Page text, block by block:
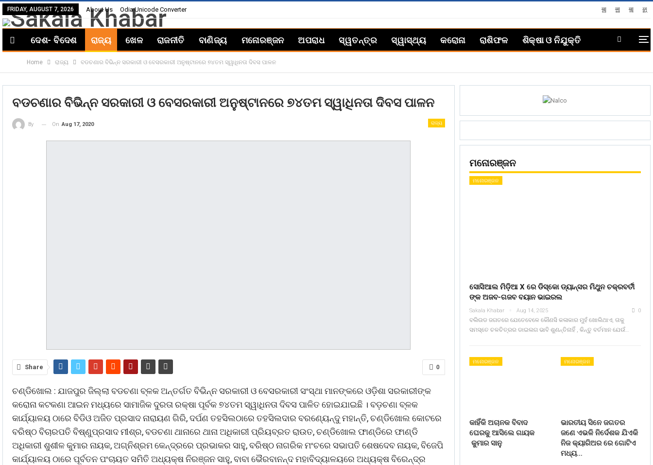
FRIDAY, AUGUST 7, 2026 About Us Odia Unicode Converter
ଦେଶ- ବିଦେଶ ରାଜ୍ୟ ଖେଳ ରାଜନୀତି ବାଣିଜ୍ୟ ମନୋରଞ୍ଜନ ଅପରାଧ ସ୍ୱତନ୍ତ୍ର ସ୍ୱାସ୍ଥ୍ୟ କରୋନା ରାଶିଫଳ ଶିକ୍ଷା ଓ ନିଯୁକ୍ତି
Home ରାଜ୍ୟ ବଡଚଣାର ବିଭିନ୍ନ ସରକାରୀ ଓ ବେସରକାରୀ ଅନୁଷ୍ଟାନରେ ୭୪ତମ ସ୍ୱାଧିନତା ଦିବସ ପାଳନ
ବଡଚଣାର ବିଭିନ୍ନ ସରକାରୀ ଓ ବେସରକାରୀ ଅନୁଷ୍ଟାନରେ ୭୪ତମ ସ୍ୱାଧିନତା ଦିବସ ପାଳନ
ରାଜ୍ୟ
By On Aug 17, 2020
0
Share
ଚଣ୍ଡିଖୋଲ : ଯାଜପୁର ଜିଲ୍ଲା ବଡଚଣା ବ୍ଳକ ଅନ୍ତର୍ଗତ ବିଭିନ୍ନ ସରକାରୀ ଓ ବେସରକାରୀ ସଂସ୍ଥା ମାନଙ୍କରେ ଓଡ଼ିଶା ସରକାରୀଙ୍କ
କରୋନା କଟକଣା ଆଇନ ମଧ୍ୟରେ ସାମାଜିକ ଦୁରତା ରକ୍ଷା ପୂର୍ବକ ୭୪ତମ ସ୍ୱାଧିନତା ଦିବସ ପାଳିତ ହୋଇଯାଇଛି । ବଡ଼ଚଣା ବ୍ଳକ
କାର୍ଯ୍ୟାଳୟ ଠାରେ ବିଡିଓ ଅଜିତ ପ୍ରସାଦ ନାରାୟଣ ଗିରି, ଦର୍ପଣ ତହସିଲଠାରେ ତହସିଲଦାର ବରଣ୍ୟେନ୍ଦୁ ମହାନ୍ତି, ଚଣ୍ଡିଖୋଲ କୋଟରେ
ବରିଷ୍ଠ ବିଚାରପତି ବିଷ୍ଣୁପ୍ରସାଦ ମୀଶ୍ର, ବଡଚଣା ଥାନାରେ ଥାନା ଅଧିକାରୀ ପ୍ରିୟବ୍ରତ ରାଉତ, ଚଣ୍ଡିଖୋଲ ଫାଣ୍ଡିରେ ଫାଣ୍ଡି
ଅଧିକାରୀ ଶୁଶୀଳ କୁମାର ନାୟକ, ଅଗ୍ନିଶ୍ରମ କେନ୍ଦ୍ରରେ ପ୍ରଭାକର ସାହୁ, ବରିଷ୍ଠ ନାଗରିକ ମଂଚରେ ସଭାପତି ଶେଷଦେବ ନାୟକ, ବିଜେପି
କାର୍ଯ୍ୟାଳୟ ଠାରେ ପୂର୍ବତନ ପଂଚାୟତ ସମିତି ଅଧ୍ୟକ୍ଷ ନିରଞ୍ଜନ ସାହୁ, ବାବା ଭୈରବାନନ୍ଦ ମହାବିଦ୍ୟାଳୟରେ ଅଧ୍ୟକ୍ଷ ବିରେନ୍ଦ୍ର
ମନୋରଞ୍ଜନ
ମନୋରଞ୍ଜନ
ସୋସିଆଲ ମିଡ଼ିଆ X ରେ ଡିସ୍କୋ ଡ୍ୟାନ୍ସର ମିଥୁନ ଚକ୍ରବର୍ତୀ
ଙ୍କ ଅଜବ-ଗଜବ ବୟାନ ଭାଇରଲ
Sakala Khabar Aug 14, 2025 0
ବଲିଉଡ ଜଗତରେ ଯେତେବେଳେ କୌଣସି କଳାକାର ମୁହଁ ଖୋଲିଥାଏ, ତାକୁ
ସମସ୍ତେ ଚଳଚିତ୍ରର ଡାଇଲଗ ଭାବି ଶୁଣନ୍ତିନାହିଁ , କିନ୍ତୁ ବର୍ତମାନ ଯେଉଁ…
ମନୋରଞ୍ଜନ
କାହିଁକି ଅଚାନକ ବିବାଦ
ଘେରକୁ ଆସିଲେ ଗାୟକ
କୁମାର ସାନୁ
ମନୋରଞ୍ଜନ
ଭାରତୀୟ ସିନେ ଜଗତର
ଜଣେ ଏଭଳି ନିର୍ଦେଶକ ଯିଏକି
ନିଜ କ୍ୟାରିଅର ରେ ଗୋଟିଏ
ମଧ୍ୟ…